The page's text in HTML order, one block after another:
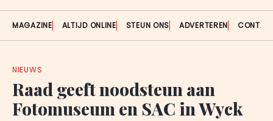
MAGAZINE ALTIJD ONLINE STEUN ONS ADVERTEREN
NIEUWS
Raad geeft noodsteun aan
Fotomuseum en SAC in Wyck